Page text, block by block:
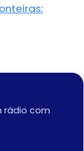
rádio com